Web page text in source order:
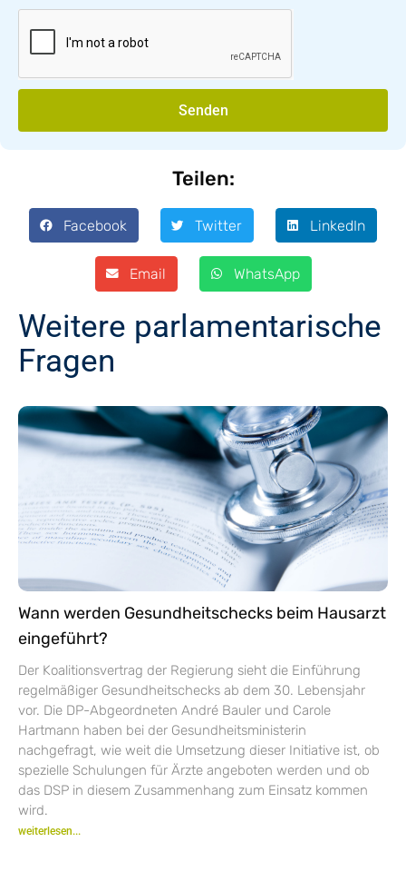
Senden
Teilen:
Facebook Twitter LinkedIn
Email WhatsApp
Weitere parlamentarische
Fragen
Wann werden Gesundheitschecks beim Hausarzt
eingeführt?
Der Koalitionsvertrag der Regierung sieht die Einführung
regelmäßiger Gesundheitschecks ab dem 30. Lebensjahr
vor. Die DP-Abgeordneten André Bauler und Carole
Hartmann haben bei der Gesundheitsministerin
nachgefragt, wie weit die Umsetzung dieser Initiative ist, ob
spezielle Schulungen für Ärzte angeboten werden und ob
das DSP in diesem Zusammenhang zum Einsatz kommen
wird.
weiterlesen...